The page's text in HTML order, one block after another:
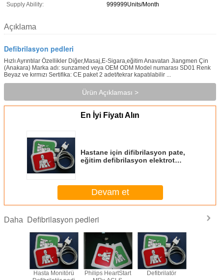
Supply Ability:
999999Units/Month
Açıklama
Defibrilasyon pedleri
Hızlı Ayrıntılar Özellikler Diğer,Masaj,E-Sigara,eğitim Anavatan Jiangmen Çin
(Anakara) Marka adı: sunzamed veya OEM ODM Model numarası SD01 Renk
Beyaz ve kırmızı Sertifika: CE paket 2 adet/tekrar kapatılabilir ...
Ürün Açıklaması >
En İyi Fiyatı Alın
Hastane için difibrilasyon pate,
eğitim defibrilasyon elektrot
Devam et
Daha Defibrilasyon pedleri
Hasta Monitörü
Philips HeartStart
Defibrilatör